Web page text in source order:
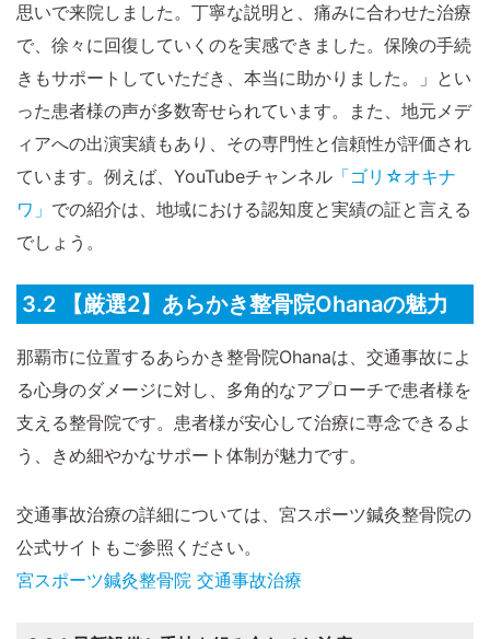
思いで来院しました。丁寧な説明と、痛みに合わせた治療
で、徐々に回復していくのを実感できました。保険の手続
きもサポートしていただき、本当に助かりました。」とい
った患者様の声が多数寄せられています。また、地元メデ
ィアへの出演実績もあり、その専門性と信頼性が評価され
ています。例えば、YouTubeチャンネル 「ゴリ☆オキナ
ワ」 での紹介は、地域における認知度と実績の証と言える
でしょう。
3.2 【厳選2】あらかき整骨院Ohanaの魅力
那覇市に位置するあらかき整骨院Ohanaは、交通事故によ
る心身のダメージに対し、多角的なアプローチで患者様を
支える整骨院です。患者様が安心して治療に専念できるよ
う、きめ細やかなサポート体制が魅力です。
交通事故治療の詳細については、宮スポーツ鍼灸整骨院の
公式サイトもご参照ください。
宮スポーツ鍼灸整骨院 交通事故治療